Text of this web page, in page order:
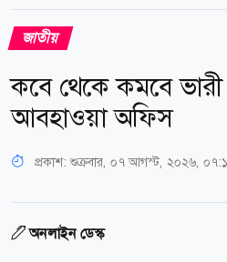
জাতীয়
কবে থেকে কমবে ভারী
আবহাওয়া অফিস
প্রকাশ: শুক্রবার, ০৭ আগস্ট, ২০২৬,
অনলাইন ডেস্ক